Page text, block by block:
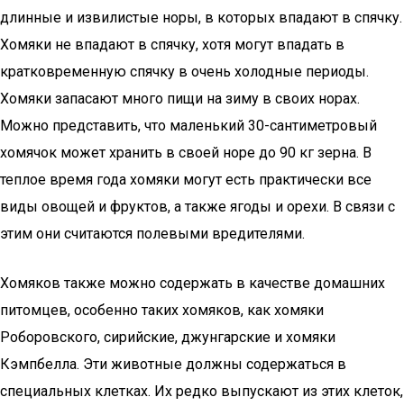
длинные и извилистые норы, в которых впадают в спячку.
Хомяки не впадают в спячку, хотя могут впадать в
кратковременную спячку в очень холодные периоды.
Хомяки запасают много пищи на зиму в своих норах.
Можно представить, что маленький 30-сантиметровый
хомячок может хранить в своей норе до 90 кг зерна. В
теплое время года хомяки могут есть практически все
виды овощей и фруктов, а также ягоды и орехи. В связи с
этим они считаются полевыми вредителями.
Хомяков также можно содержать в качестве домашних
питомцев, особенно таких хомяков, как хомяки
Роборовского, сирийские, джунгарские и хомяки
Кэмпбелла. Эти животные должны содержаться в
специальных клетках. Их редко выпускают из этих клеток,